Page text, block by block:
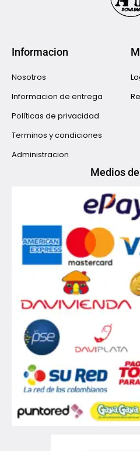
Informacion
Nosotros
Informacion de entrega
Políticas de privacidad
Terminos y condiciones
Administracion
Medios